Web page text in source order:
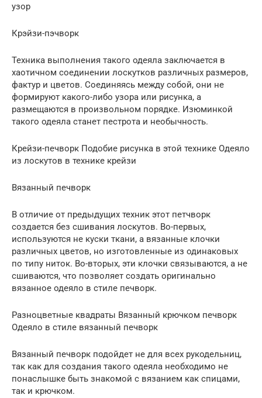
узор
Крэйзи-пэчворк
Техника выполнения такого одеяла заключается в
хаотичном соединении лоскутков различных размеров,
фактур и цветов. Соединяясь между собой, они не
формируют какого-либо узора или рисунка, а
размещаются в произвольном порядке. Изюминкой
такого одеяла станет пестрота и необычность.
Крейзи-печворк Подобие рисунка в этой технике Одеяло
из лоскутов в технике крейзи
Вязанный печворк
В отличие от предыдущих техник этот петчворк
создается без сшивания лоскутов. Во-первых,
используются не куски ткани, а вязанные клочки
различных цветов, но изготовленные из одинаковых
по типу ниток. Во-вторых, эти клочки связываются, а не
сшиваются, что позволяет создать оригинально
вязанное одеяло в стиле печворк.
Разноцветные квадраты Вязанный крючком печворк
Одеяло в стиле вязанный печворк
Вязанный печворк подойдет не для всех рукодельниц,
так как для создания такого одеяла необходимо не
понаслышке быть знакомой с вязанием как спицами,
так и крючком.